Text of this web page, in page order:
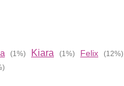
(1%) Kiara (1%) Felix (12%)